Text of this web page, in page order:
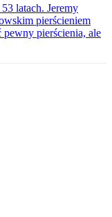
latach. Jeremy
pierścieniem
pewny pierścienia, ale